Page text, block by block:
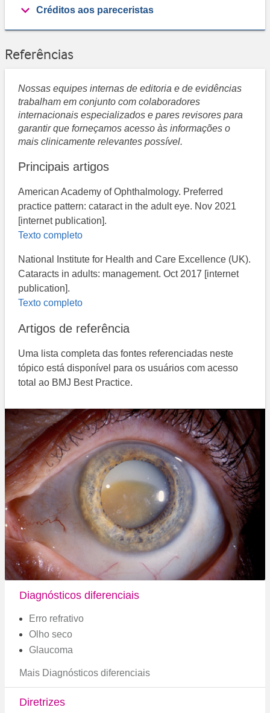
Créditos aos pareceristas
Referências
Nossas equipes internas de editoria e de evidências
trabalham em conjunto com colaboradores
internacionais especializados e pares revisores para
garantir que forneçamos acesso às informações o
mais clinicamente relevantes possível.
Principais artigos
American Academy of Ophthalmology. Preferred
practice pattern: cataract in the adult eye. Nov 2021
[internet publication].
Texto completo
National Institute for Health and Care Excellence (UK).
Cataracts in adults: management. Oct 2017 [internet
publication].
Texto completo
Artigos de referência
Uma lista completa das fontes referenciadas neste
tópico está disponível para os usuários com acesso
total ao BMJ Best Practice.
Diagnósticos diferenciais
Erro refrativo
Olho seco
Glaucoma
Mais Diagnósticos diferenciais
Diretrizes